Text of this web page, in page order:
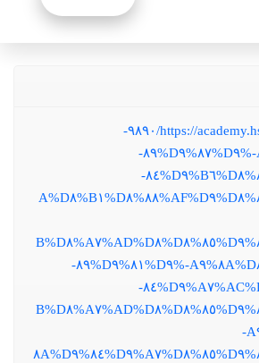
https://academy.hsoub.com/questions/٩٨٩٠-
%D٩%٨٥%D٨%A٧-%D٩%٨٧%D٩%٨٩-
%D٨%A٧%D٩%٨١%D٨%B٦%D٩%٨٤-
%D٨%A٧%D٩%٨٤%D٨%AF%D٩%٨٨%D٨%B١%D٨%A
%D٨%A٧%D٩%٨٤%D٩%٨٥%D٨%AD%D٨%A٧%D٨%B
٣%D٨%A٨%D٩%٨A%D٨%A٩-%D٩%٨١%D٩%٨٩-
%D٩%٨٥%D٨%AC%D٨%A٧%D٩%٨٤-
%D٨%A٧%D٩%٨٤%D٩%٨٥%D٨%AD%D٨%A٧%D٨%B
٣%D٨%A٨%D٨%A٩-
%D٨%A٧%D٩%٨٤%D٩%٨٥%D٨%A٧%D٩%٨٤%D٩%٨A